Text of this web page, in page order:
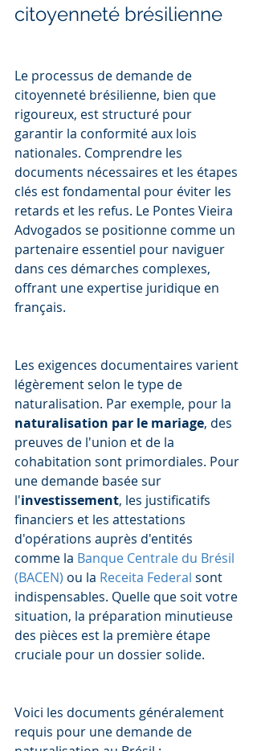
citoyenneté brésilienne
Le processus de demande de
citoyenneté brésilienne, bien que
rigoureux, est structuré pour
garantir la conformité aux lois
nationales. Comprendre les
documents nécessaires et les étapes
clés est fondamental pour éviter les
retards et les refus. Le Pontes Vieira
Advogados se positionne comme un
partenaire essentiel pour naviguer
dans ces démarches complexes,
offrant une expertise juridique en
français.
Les exigences documentaires varient
légèrement selon le type de
naturalisation. Par exemple, pour la
naturalisation par le mariage, des
preuves de l'union et de la
cohabitation sont primordiales. Pour
une demande basée sur
l'investissement, les justificatifs
financiers et les attestations
d'opérations auprès d'entités
comme la Banque Centrale du Brésil
(BACEN) ou la Receita Federal sont
indispensables. Quelle que soit votre
situation, la préparation minutieuse
des pièces est la première étape
cruciale pour un dossier solide.
Voici les documents généralement
requis pour une demande de